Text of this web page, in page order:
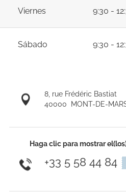
Viernes 9:30 -
Sábado 9:30 -
8, rue Frédéric Bastiat
40000 MONT-DE-
Haga clic para mostrar
+33 5 58 44 84